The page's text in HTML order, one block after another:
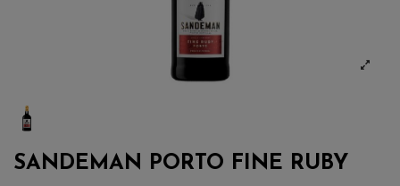
SANDEMAN PORTO FINE RUBY